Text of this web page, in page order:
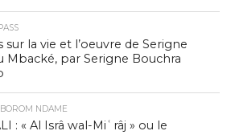
sur la vie et l’oeuvre de Serigne
Mbacké, par Serigne Bouchra
NDAME
: « Al Isrâ wal-Miʿrâj » ou le